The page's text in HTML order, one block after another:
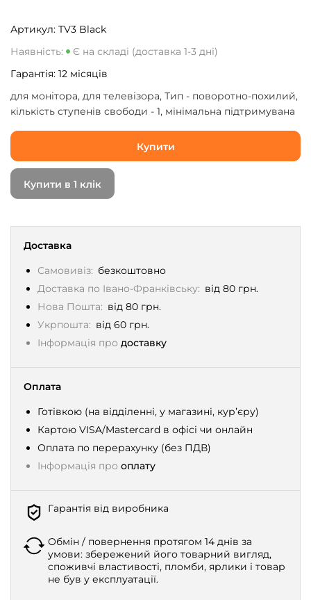
Доставка
Самовивіз: безкоштовно
Доставка по Івано-Франківську: від 80 грн.
Нова Пошта: від 80 грн.
Укрпошта: від 60 грн.
Інформація про доставку
Оплата
Готівкою (на відділенні, у магазині, кур’єру)
Картою VISA/Mastercard в офісі чи онлайн
Оплата по перерахунку (без ПДВ)
Інформація про оплату
Гарантія від виробника
Обмін / повернення протягом 14 днів за
умови: збережений його товарний вигляд,
споживчі властивості, пломби, ярлики і товар
не був у експлуатації.
Артикул: TV3 Black
Наявність:
Є на складі (доставка 1-3 дні)
Гарантія: 12 місяців
для монітора, для телевізора, Тип - поворотно-похилий,
кількість ступенів свободи - 1, мінімальна підтримувана
55", VESA - 75 x 75, 100 x 100, 200 x 100, 200 x 200,
Максимальне навантаження - 30 кг, Нахил - -14 ~ +5 °,
Поворот - -90 ~ +90 °, відстань до стіни - 60 - 412 мм,
кронштейн, інструкція, монтажний комплект, вага -
2.055 кг, чорний
Купити
Купити в 1 клік